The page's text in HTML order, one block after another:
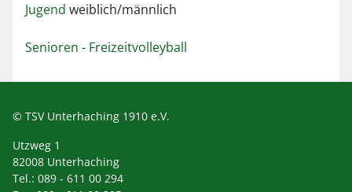
Jugend weiblich/männlich
Senioren - Freizeitvolleyball
© TSV Unterhaching 1910 e.V.
Utzweg 1
82008 Unterhaching
Tel.: 089 - 611 00 294